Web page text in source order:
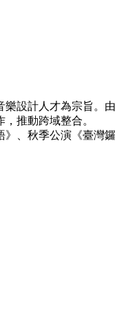
設計人才為宗旨。
推動跨域整合。
、秋季公演《臺灣